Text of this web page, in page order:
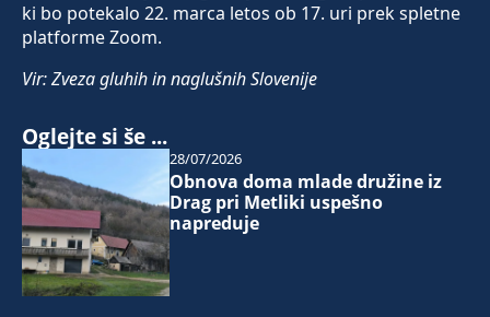
ki bo potekalo 22. marca letos ob 17. uri prek spletne
platforme Zoom.
Vir: Zveza gluhih in naglušnih Slovenije
Oglejte si še ...
Obnova doma mlade družine iz
Drag pri Metliki uspešno
napreduje
28/07/2026